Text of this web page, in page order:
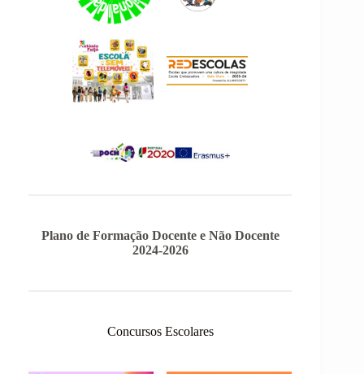
Plano de Formação Docente e Não Docente
2024-2026
Concursos Escolares